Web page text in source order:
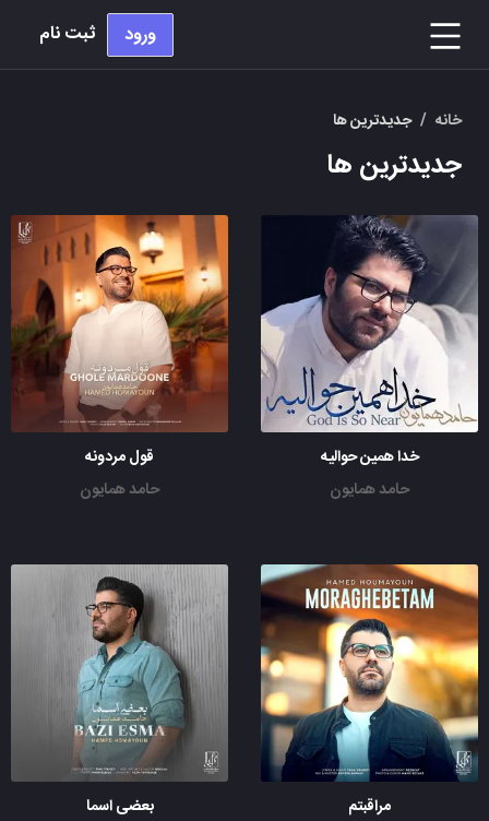
ورود ثبت نام
خانه / جدیدترین ها
جدیدترین ها
خدا همین حوالیه
حامد همایون
قول مردونه
حامد همایون
مراقبتم
بعضی اسما